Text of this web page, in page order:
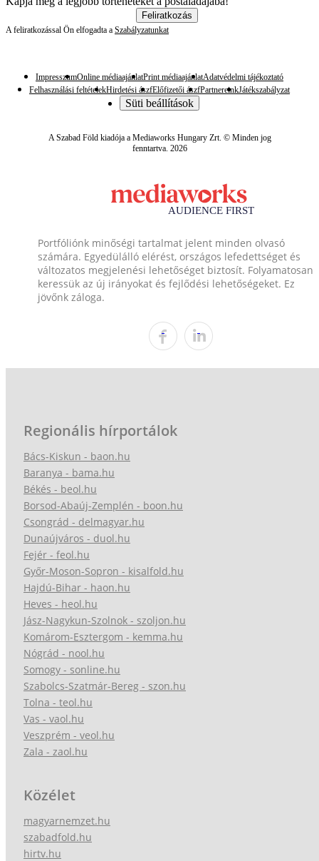
Feliratkozás
A feliratkozással Ön elfogadta a Szabályzatunkat
ImpresszumOnline médiaajánlatPrint médiaajánlatAdatvédelmi tájékoztató
Felhasználási feltételekHirdetési ászfElőfizetői ászfPartnereinkJátékszabályzat
Süti beállítások
A Szabad Föld kiadója a Mediaworks Hungary Zrt. © Minden jog
fenntartva. 2026
Portfóliónk minőségi tartalmat jelent minden olvasó
számára. Egyedülálló elérést, országos lefedettséget és
változatos megjelenési lehetőséget biztosít. Folyamatosan
keressük az új irányokat és fejlődési lehetőségeket. Ez
jövőnk záloga.
Regionális hírportálok
Bács-Kiskun - baon.hu
Baranya - bama.hu
Békés - beol.hu
Borsod-Abaúj-Zemplén - boon.hu
Csongrád - delmagyar.hu
Dunaújváros - duol.hu
Fejér - feol.hu
Győr-Moson-Sopron - kisalfold.hu
Hajdú-Bihar - haon.hu
Heves - heol.hu
Jász-Nagykun-Szolnok - szoljon.hu
Komárom-Esztergom - kemma.hu
Nógrád - nool.hu
Somogy - sonline.hu
Szabolcs-Szatmár-Bereg - szon.hu
Tolna - teol.hu
Vas - vaol.hu
Veszprém - veol.hu
Zala - zaol.hu
Közélet
magyarnemzet.hu
szabadfold.hu
hirtv.hu